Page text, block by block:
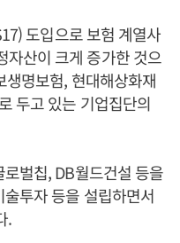
도입으로 보험 계열사
자산이 크게 증가한 것으
명보험, 현대해상화재
두고 있는 기업집단의
벌칩, DB월드건설 등을
투자 등을 설립하면서
.